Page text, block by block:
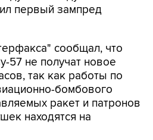
первый зампред
сообщал, что
57 не получат новое
так как работы по
бомбового
ракет и патронов
находятся на